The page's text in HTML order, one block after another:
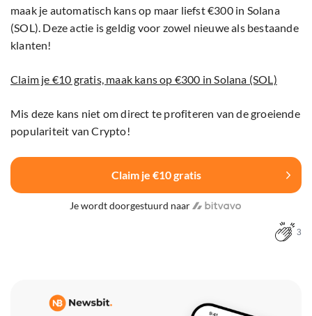
maak je automatisch kans op maar liefst €300 in Solana
(SOL). Deze actie is geldig voor zowel nieuwe als bestaande
klanten!
Claim je €10 gratis, maak kans op €300 in Solana (SOL)
Mis deze kans niet om direct te profiteren van de groeiende
populariteit van Crypto!
Claim je €10 gratis
Je wordt doorgestuurd naar
3